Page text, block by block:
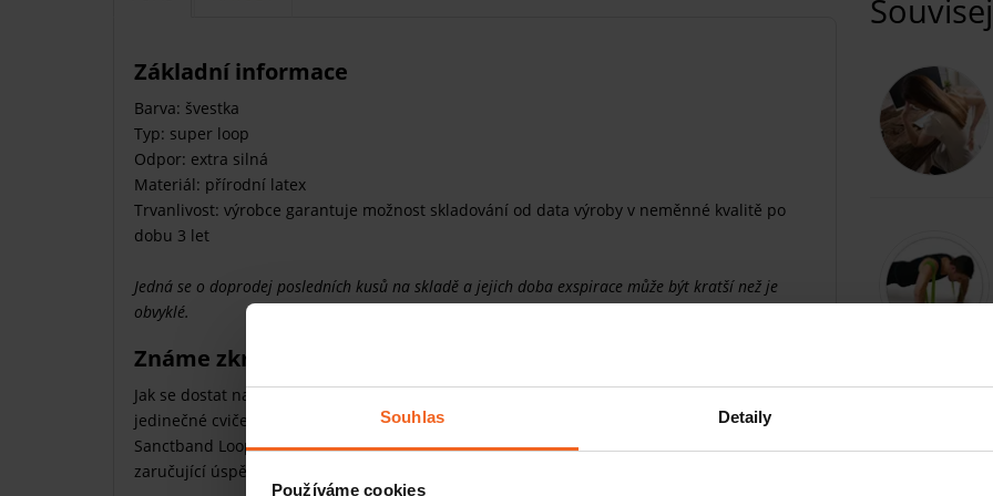
Souhlas Detaily
Používáme cookies
Základní informace
Barva: švestka
Typ: super loop
Odpor: extra silná
Materiál: přírodní latex
Trvanlivost: výrobce garantuje možnost skladování od data výroby v neměnné kvalitě po
dobu 3 let
Jedná se o doprodej posledních kusů na skladě a jejich doba exspirace může být kratší než je
obvyklé.
Známe zkratku na vrchol – posilovací gumu Super Loop
Jak se dostat na špici určitě víte – prostě musíte dřít více a účinněji než konkurence. Díky
jedinečné cvičební pomůcce máte šanci být
. S posilovací gumou
Sanctband Loop si nejenskvěle zacvičíte, ale také svůj workout okořeníte o tajnou přísadu
zaručující úspěch. Zkuste to a uvidíte.